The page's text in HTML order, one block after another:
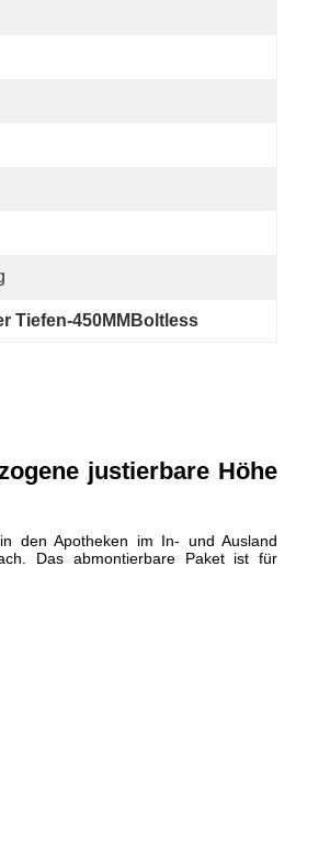
Tiefen-450MMBoltless
justierbare Höhe
den Apotheken im In- und Ausland
Das abmontierbare Paket ist für